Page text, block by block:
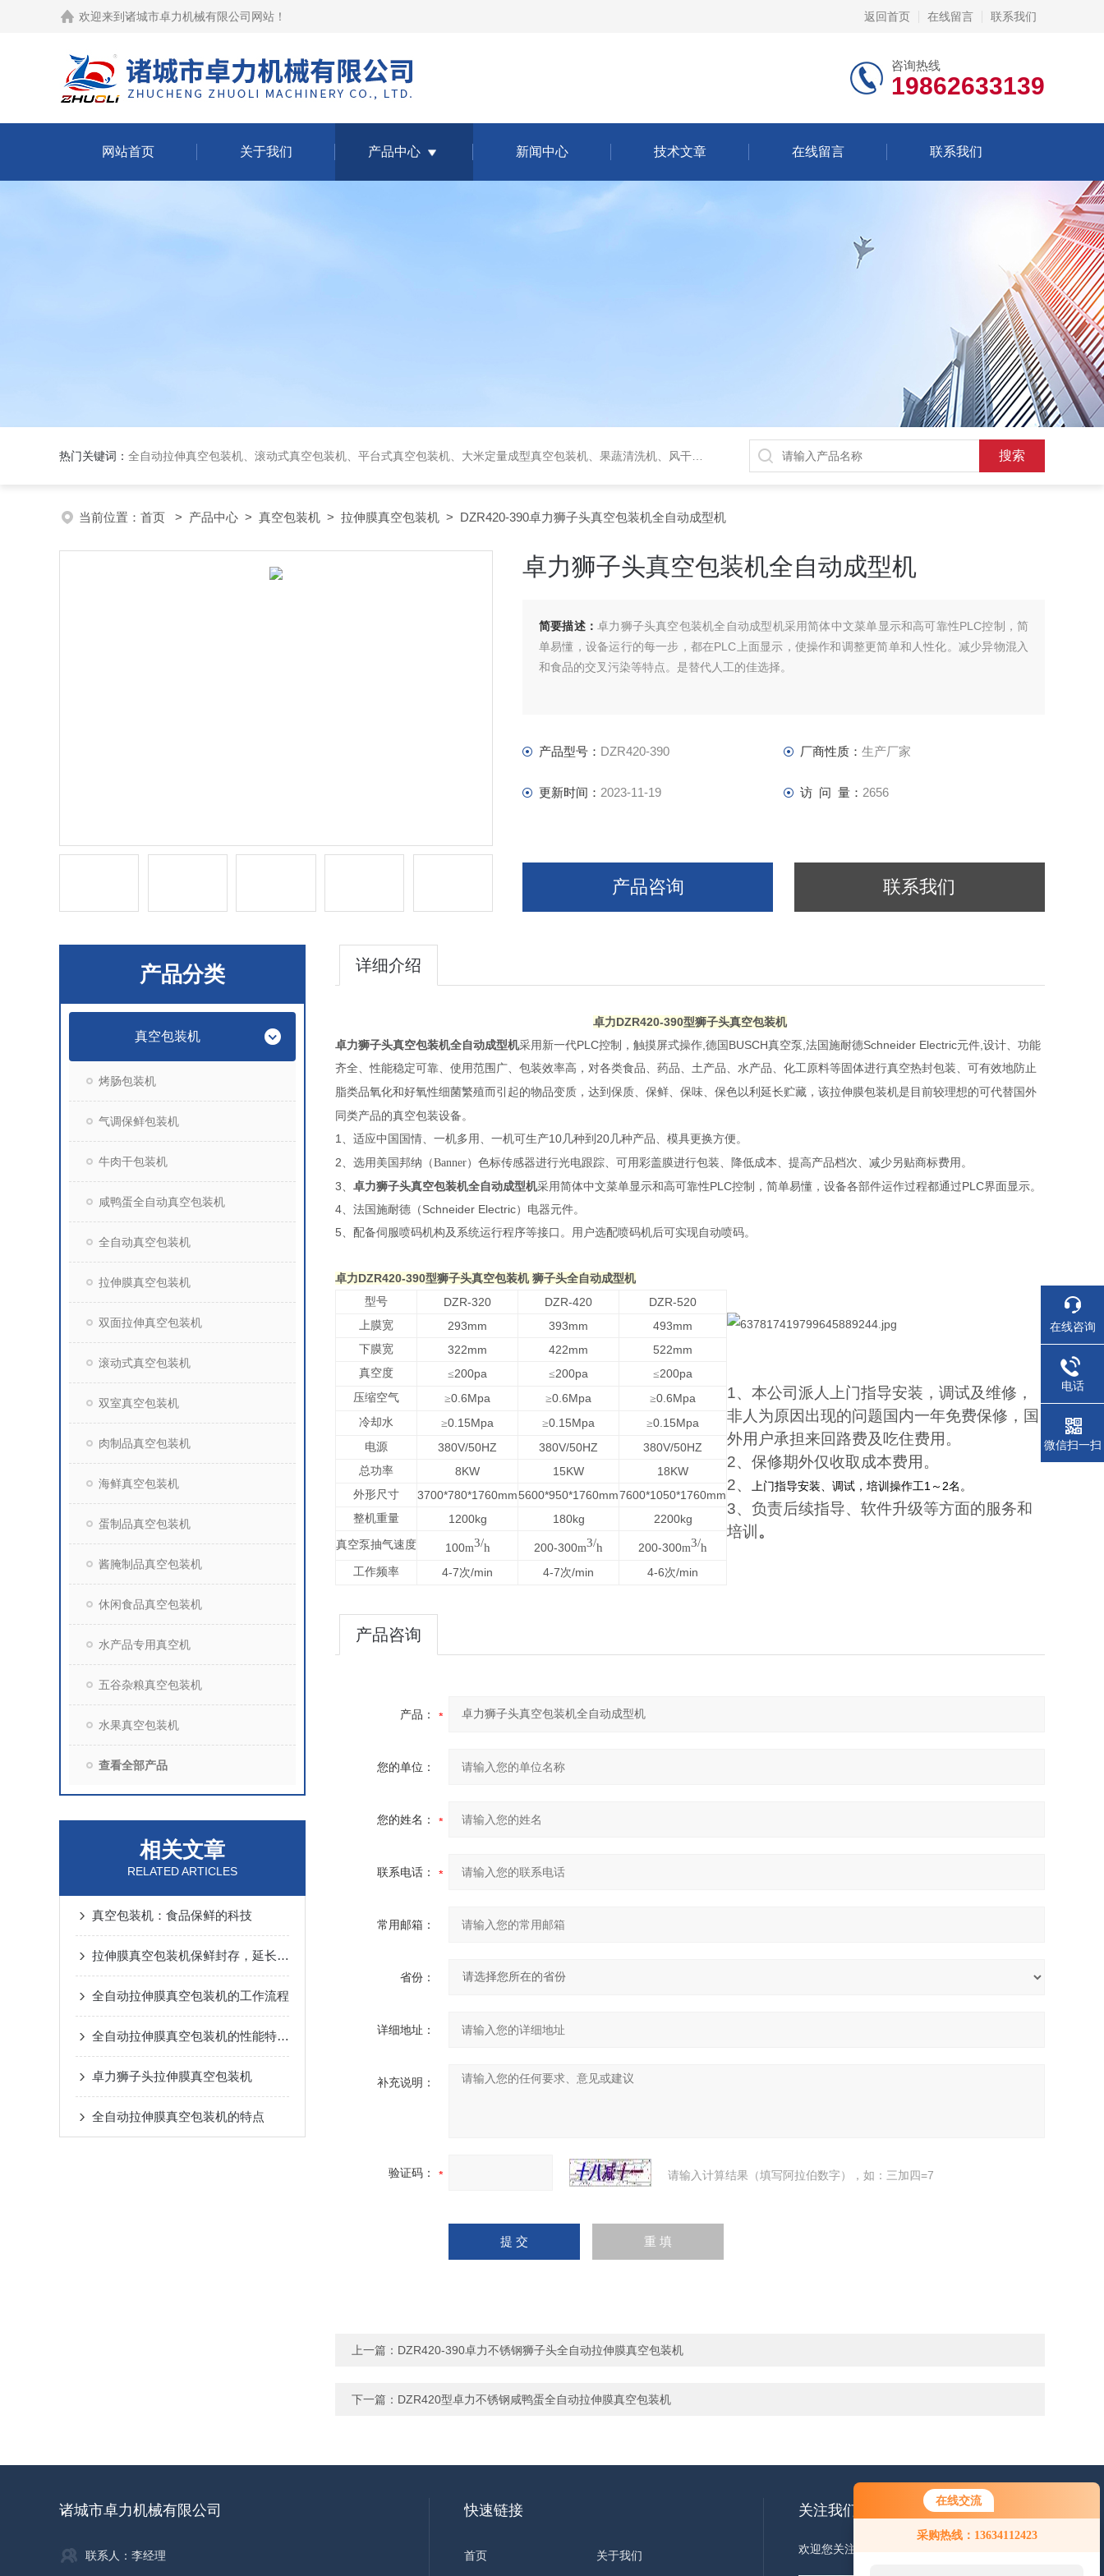
在线交流
采购热线：13634112423
服务，请问您要咨询什么问题呢？
欢迎来到 诸城市卓力机械有限公司网站 ！ 返回首页 在线留言 联系我们
咨询热线
19862633139
网站首页 关于我们 产品中心 新闻中心 技术文章 在线留言 联系我们
热门关键词： 全自动拉伸真空包装机、滚动式真空包装机、平台式真空包装机、大米定量成型真空包装机、果蔬清洗机、风干机、巴氏灭菌机、烘干机、输送台、夹层锅、杀菌锅等。
当前位置： 首页 > 产品中心 > 真空包装机 > 拉伸膜真空包装机 > DZR420-390卓力狮子头真空包装机全自动成型机
卓力狮子头真空包装机全自动成型机
简要描述：卓力狮子头真空包装机全自动成型机采用简体中文菜单显示和高可靠性PLC控制，简
单易懂，设备运行的每一步，都在PLC上面显示，使操作和调整更简单和人性化。减少异物混入
和食品的交叉污染等特点。是替代人工的佳选择。
产品型号： DZR420-390 厂商性质： 生产厂家
更新时间： 2023-11-19 访 问 量： 2656
产品咨询 联系我们
产品分类
真空包装机
烤肠包装机
气调保鲜包装机
牛肉干包装机
咸鸭蛋全自动真空包装机
全自动真空包装机
拉伸膜真空包装机
双面拉伸真空包装机
滚动式真空包装机
双室真空包装机
肉制品真空包装机
海鲜真空包装机
蛋制品真空包装机
酱腌制品真空包装机
休闲食品真空包装机
水产品专用真空机
五谷杂粮真空包装机
水果真空包装机
查看全部产品
相关文章
RELATED ARTICLES
真空包装机：食品保鲜的科技
拉伸膜真空包装机保鲜封存，延长食品保质期
全自动拉伸膜真空包装机的工作流程
全自动拉伸膜真空包装机的性能特点介绍
卓力狮子头拉伸膜真空包装机
全自动拉伸膜真空包装机的特点
详细介绍
卓力DZR420-390型狮子头真空包装机
卓力狮子头真空包装机全自动成型机采用新一代PLC控制，触摸屏式操作 德国 BUSCH真空泵 法国施耐德Schneider Electric元件 设计、功能
齐全、性能稳定可靠、使用范围广、包装效率高，对各类食品、药品、土产品、水产品、化工原料等固体进行真空热封包装、可有效地防止
脂类品氧化和好氧性细菌繁殖而引起的物品变质，达到保质、保鲜、保味、保色以利延长贮藏，该拉伸膜包装机是目前较理想的可代替国外
同类产品的真空包装设备。
1 、适应中国国情、一机多用、一机可生产10几种到 20几种产品、模具更换方便。
2、选用美国邦纳（Banner）色标传感器进行光电跟踪、可用彩盖膜进行包装、降低成本、提高产品档次、减少另贴商标费用。
3、 卓力狮子头真空包装机全自动成型机采用简体中文菜单显示和高可靠性PLC控制，简单易懂，设备各部件运作过程都通过PLC界面显示。
4、法国施耐德（Schneider Electric）电器元件。
5、配备伺服喷码机构及系统运行程序等接口。用户选配喷码机后可实现自动喷码。
卓力DZR420-390型狮子头真空包装机 狮子头全自动成型机
型号 DZR-320 DZR-420 DZR-520
上膜宽 293mm 393mm 493mm
下膜宽 322mm 422mm 522mm
真空度 ≤200pa ≤200pa ≤200pa
压缩空气 ≥0.6Mpa ≥0.6Mpa ≥0.6Mpa
冷却水 ≥0.15Mpa ≥0.15Mpa ≥0.15Mpa
电源 380V/50HZ 380V/50HZ 380V/50HZ
总功率 8KW 15KW 18KW
外形尺寸 3700*780*1760mm5600*950*1760mm7600*1050*1760mm
整机重量 1200kg 180kg 2200kg
真空泵抽气速度 100m3/h 200-300m3/h 200-300m3/h
工作频率 4-7次/min 4-7次/min 4-6次/min
1、本公司派人上门指导安装，调试及维修，
非人为原因出现的问题国内一年免费保修，国
外用户承担来回路费及吃住费用。
2、保修期外仅收取成本费用。
2、 上门指导安装、调试，培训操作工1～2名。
3、负责后续指导、软件升级等方面的服务和
培训 。
产品咨询
产品：
您的单位：
您的姓名：
联系电话：
常用邮箱：
省份：
详细地址：
补充说明：
验证码： 请输入计算结果（填写阿拉伯数字），如：三加四=7
上一篇： DZR420-390卓力不锈钢狮子头全自动拉伸膜真空包装机
下一篇： DZR420型卓力不锈钢咸鸭蛋全自动拉伸膜真空包装机
诸城市卓力机械有限公司
联系人：李经理
快速链接
首页 关于我们
关注我们
欢迎您关注我们的微信公众号了解更多信息
在线咨询
电话
微信扫一扫